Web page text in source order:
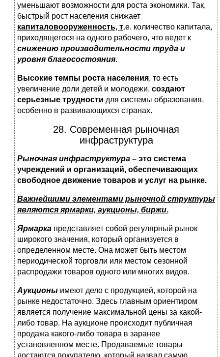
уменьшают возможности для роста экономики. Так,
быстрый рост населения снижает
капиталовооруженность, т.е. количество капитала,
приходящегося на одного рабочего, что ведет к
снижению производительности труда и
уровня благосостояния.
Высокие темпы роста населения, то есть
увеличение доли детей и молодежи, создают
серьезные трудности для системы образования,
особенно в развивающихся странах.
28. Современная рыночная
инфраструктура
Рыночная инфраструктура – это система
учреждений и организаций, обеспечивающих
свободное движение товаров и услуг на рынке.
Важнейшими элементами рыночной структуры
являются ярмарки, аукционы, биржи.
Ярмарка представляет собой регулярный рынок
широкого значения, который организуется в
определенном месте. Она может быть местом
периодической торговли или местом сезонной
распродажи товаров одного или многих видов.
Аукционы имеют дело с продукцией, которой на
рынке недостаточно. Здесь главным ориентиром
является получение максимальной цены за какой-
либо товар. На аукционе происходит публичная
продажа какого-либо товара в заранее
установленном месте. Продаваемые товары